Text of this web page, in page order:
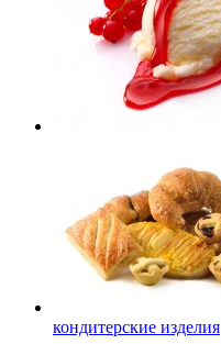
кондитерские изделия